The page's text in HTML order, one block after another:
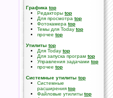
Графика top
Редакторы top
Для просмотра top
Фотокамера top
Темы для Today top
прочее top
Утилиты top
Для Today top
Для запуска програм top
Управления задачами top
прочее top
Системные утилиты top
Cистемные
расширения top
Файловые утилиты top